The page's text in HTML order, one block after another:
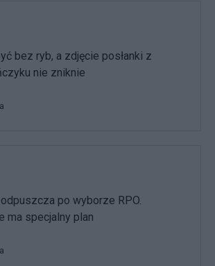
bez ryb, a zdjęcie posłanki z
nie zniknie
po wyborze RPO.
ma specjalny plan